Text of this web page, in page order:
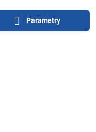
Parametry